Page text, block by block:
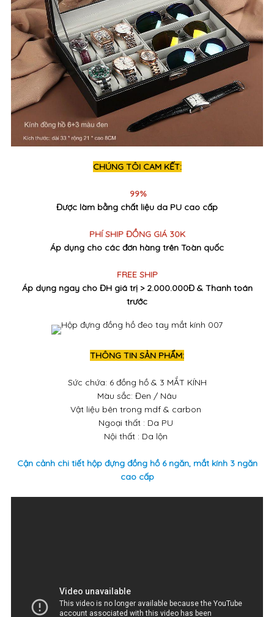
CHÚNG TÔI CAM KẾT:
99%
Được làm bằng chất liệu da PU cao cấp
PHÍ SHIP ĐỒNG GIÁ 30K
Áp dụng cho các đơn hàng trên Toàn quốc
FREE SHIP
Áp dụng ngay cho ĐH giá trị > 2.000.000Đ & Thanh toán
trước
THÔNG TIN SẢN PHẨM:
Sức chứa: 6 đồng hồ & 3 MẮT KÍNH
Màu sắc: Đen / Nâu
Vật liệu bên trong mdf & carbon
Ngoại thất : Da PU
Nội thất : Da lộn
Cận cảnh chi tiết hộp đựng đồng hồ 6 ngăn, mắt kính 3 ngăn
cao cấp